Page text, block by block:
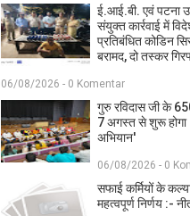
ई.आई.बी. एवं पटना
संयुक्त कार्रवाई में
प्रतिबंधित कोडिन
बरामद, दो तस्कर
06/08/2026 - 0 Komentar
गुरु रविदास जी के
7 अगस्त से शुरू
अभियान'
06/08/2026 - 0
सफाई कर्मियों के
महत्वपूर्ण निर्णय :-